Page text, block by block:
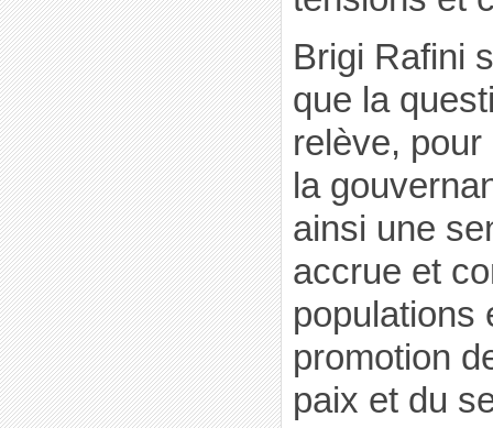
Brigi Rafini
que la
relève,
la
ainsi une
accrue et
populations
promotion
paix et du